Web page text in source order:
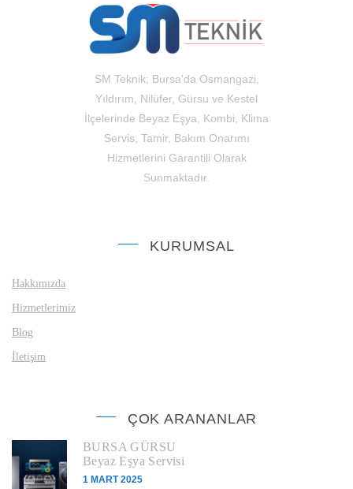
SM Teknik; Bursa'da Osmangazi,
Yıldırım, Nilüfer, Gürsu ve Kestel
İlçelerinde Beyaz Eşya, Kombi, Klima
Servis, Tamir, Bakım Onarımı
Hizmetlerini Garantili Olarak
Sunmaktadır.
KURUMSAL
Hakkımızda
Hizmetlerimiz
Blog
İletişim
ÇOK ARANANLAR
BURSA GÜRSU
Beyaz Eşya Servisi
1 MART 2025